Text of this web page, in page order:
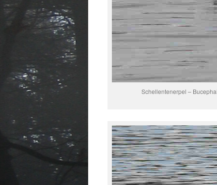
Schellentenerpel –